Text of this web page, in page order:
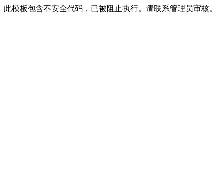
此模板包含不安全代码，已被阻止执行。请联系管理员审核。